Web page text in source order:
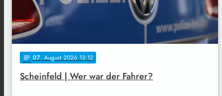
notes 07. August 2026 13:12
Scheinfeld | Wer war der Fahrer?